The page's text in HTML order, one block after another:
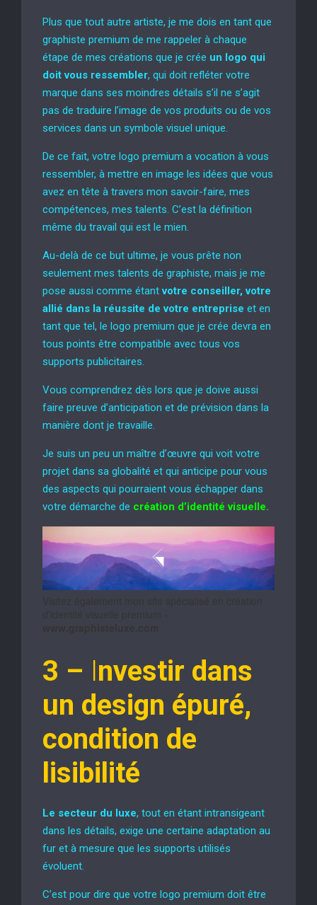
Plus que tout autre artiste, je me dois en tant que
graphiste premium de me rappeler à chaque
étape de mes créations que je crée un logo qui
doit vous ressembler, qui doit refléter votre
marque dans ses moindres détails s’il ne s’agit
pas de traduire l’image de vos produits ou de vos
services dans un symbole visuel unique.
De ce fait, votre logo premium a vocation à vous
ressembler, à mettre en image les idées que vous
avez en tête à travers mon savoir-faire, mes
compétences, mes talents. C’est la définition
même du travail qui est le mien.
Au-delà de ce but ultime, je vous prête non
seulement mes talents de graphiste, mais je me
pose aussi comme étantvotre conseiller, votre
allié dans la réussite de votre entreprise et en
tant que tel, le logo premium que je crée devra en
tous points être compatible avec tous vos
supports publicitaires.
Vous comprendrez dès lors que je doive aussi
faire preuve d’anticipation et de prévision dans la
manière dont je travaille.
Je suis un peu un maître d’œuvre qui voit votre
projet dans sa globalité et qui anticipe pour vous
des aspects qui pourraient vous échapper dans
votre démarche de création d’identité visuelle.
3 – Investir dans
un design épuré,
condition de
lisibilité
Le secteur du luxe, tout en étant intransigeant
dans les détails, exige une certaine adaptation au
fur et à mesure que les supports utilisés
évoluent.
C’est pour dire que votre logo premium doit être